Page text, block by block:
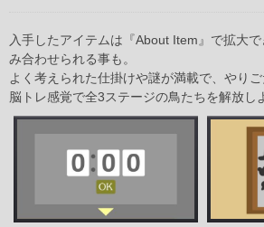
入手したアイテムは『About Item』で拡大
み合わせられる事も。
よく考えられた仕掛けや謎が満載で、やりご
脳トレ感覚で全3ステージの鳥たちを解放し